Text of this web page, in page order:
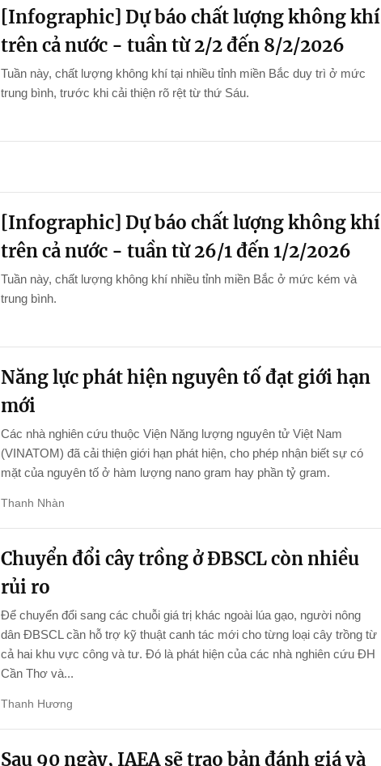
[Infographic] Dự báo chất lượng không khí
trên cả nước - tuần từ 2/2 đến 8/2/2026
Tuần này, chất lượng không khí tại nhiều tỉnh miền Bắc duy trì ở mức
trung bình, trước khi cải thiện rõ rệt từ thứ Sáu.
[Infographic] Dự báo chất lượng không khí
trên cả nước - tuần từ 26/1 đến 1/2/2026
Tuần này, chất lượng không khí nhiều tỉnh miền Bắc ở mức kém và
trung bình.
Năng lực phát hiện nguyên tố đạt giới hạn
mới
Các nhà nghiên cứu thuộc Viện Năng lượng nguyên tử Việt Nam
(VINATOM) đã cải thiện giới hạn phát hiện, cho phép nhận biết sự có
mặt của nguyên tố ở hàm lượng nano gram hay phần tỷ gram.
Thanh Nhàn
Chuyển đổi cây trồng ở ĐBSCL còn nhiều
rủi ro
Để chuyển đổi sang các chuỗi giá trị khác ngoài lúa gạo, người nông
dân ĐBSCL cần hỗ trợ kỹ thuật canh tác mới cho từng loại cây trồng từ
cả hai khu vực công và tư. Đó là phát hiện của các nhà nghiên cứu ĐH
Cần Thơ và...
Thanh Hương
Sau 90 ngày, IAEA sẽ trao bản đánh giá và